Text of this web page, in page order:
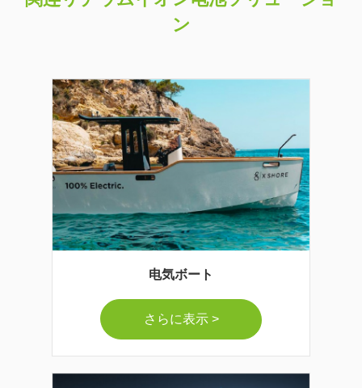
ン
电気ボート
さらに表示 >